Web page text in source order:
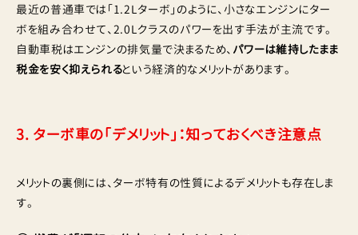
最近の普通車では「1.2Lターボ」のように、小さなエンジンにター
ボを組み合わせて、2.0Lクラスのパワーを出す手法が主流です。
自動車税はエンジンの排気量で決まるため、 パワーは維持したまま
税金を安く抑えられるという経済的なメリットがあります。
3. ターボ車の「デメリット」：知っておくべき注意点
メリットの裏側には、ターボ特有の性質によるデメリットも存在しま
す。